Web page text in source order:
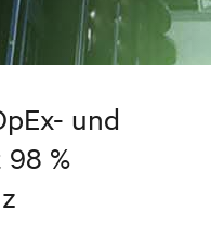
und
98 %